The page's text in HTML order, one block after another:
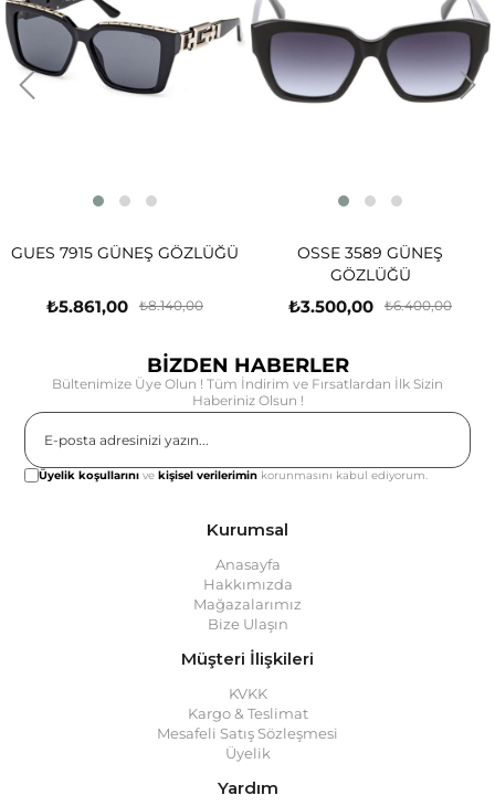
GUES 7915 GÜNEŞ GÖZLÜĞÜ
₺5.861,00 ₺8.140,00
OSSE 3589 GÜNEŞ
GÖZLÜĞÜ
₺3.500,00 ₺6.400,00
BİZDEN HABERLER
Bültenimize Üye Olun ! Tüm İndirim ve Fırsatlardan İlk Sizin
Haberiniz Olsun !
Üyelik koşullarını vekişisel verilerimin korunmasını kabul ediyorum.
Kurumsal
Anasayfa
Hakkımızda
Mağazalarımız
Bize Ulaşın
Müşteri İlişkileri
KVKK
Kargo & Teslimat
Mesafeli Satış Sözleşmesi
Üyelik
Yardım